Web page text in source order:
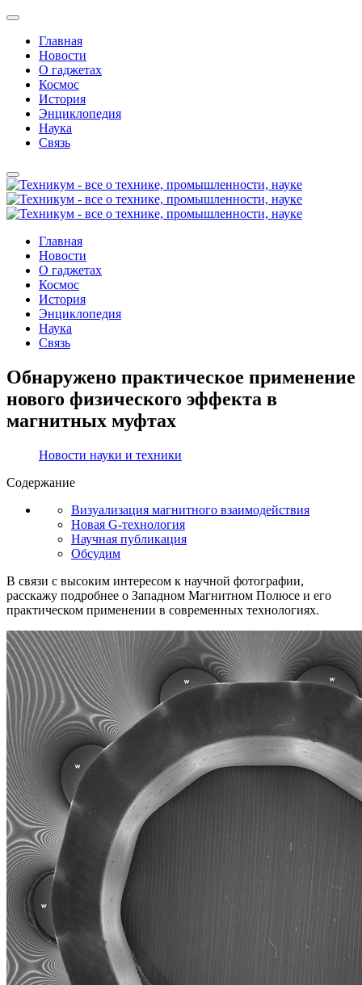
Главная
Новости
О гаджетах
Космос
История
Энциклопедия
Наука
Связь
Главная
Новости
О гаджетах
Космос
История
Энциклопедия
Наука
Связь
Обнаружено практическое применение
нового физического эффекта в
магнитных муфтах
Новости науки и техники
Содержание
Визуализация магнитного взаимодействия
Новая G-технология
Научная публикация
Обсудим
В связи с высоким интересом к научной фотографии,
расскажу подробнее о Западном Магнитном Полюсе и его
практическом применении в современных технологиях.